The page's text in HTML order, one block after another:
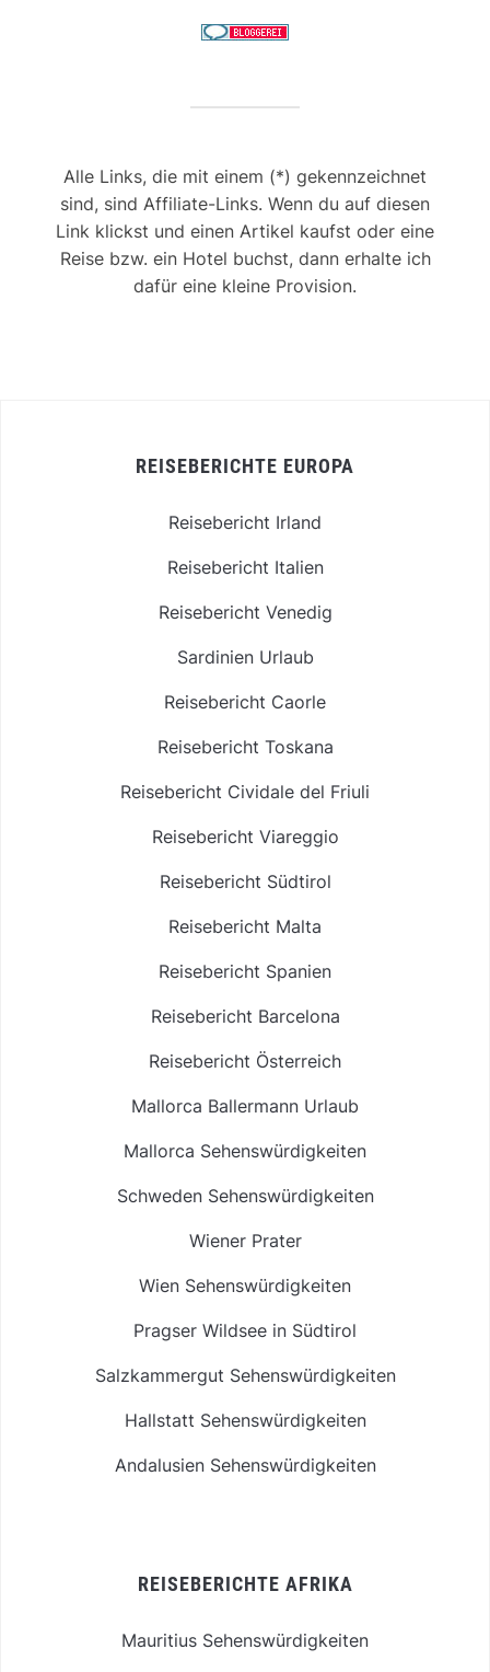
Alle Links, die mit einem (*) gekennzeichnet
sind, sind Affiliate-Links. Wenn du auf diesen
Link klickst und einen Artikel kaufst oder eine
Reise bzw. ein Hotel buchst, dann erhalte ich
dafür eine kleine Provision.
REISEBERICHTE EUROPA
Reisebericht Irland
Reisebericht Italien
Reisebericht Venedig
Sardinien Urlaub
Reisebericht Caorle
Reisebericht Toskana
Reisebericht Cividale del Friuli
Reisebericht Viareggio
Reisebericht Südtirol
Reisebericht Malta
Reisebericht Spanien
Reisebericht Barcelona
Reisebericht Österreich
Mallorca Ballermann Urlaub
Mallorca Sehenswürdigkeiten
Schweden Sehenswürdigkeiten
Wiener Prater
Wien Sehenswürdigkeiten
Pragser Wildsee in Südtirol
Salzkammergut Sehenswürdigkeiten
Hallstatt Sehenswürdigkeiten
Andalusien Sehenswürdigkeiten
REISEBERICHTE AFRIKA
Mauritius Sehenswürdigkeiten